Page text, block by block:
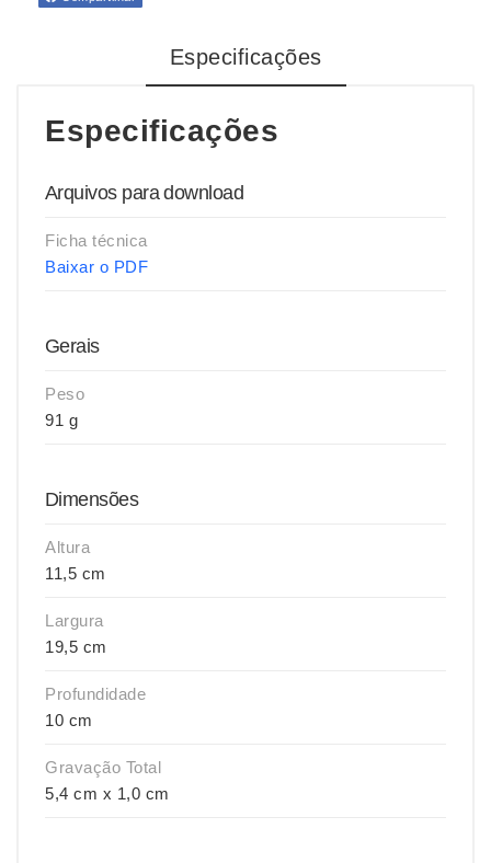
Especificações
Especificações
Arquivos para download
Ficha técnica
Baixar o PDF
Gerais
Peso
91 g
Dimensões
Altura
11,5 cm
Largura
19,5 cm
Profundidade
10 cm
Gravação Total
5,4 cm x 1,0 cm